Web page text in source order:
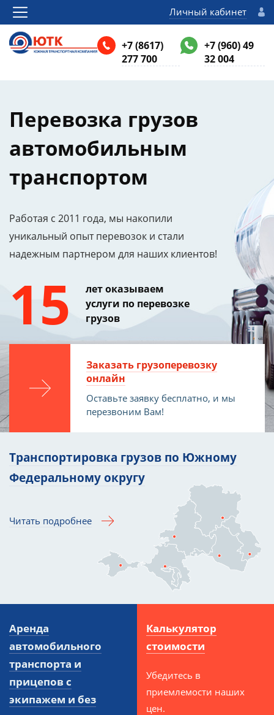
Личный кабинет
+7 (8617)
277 700
+7 (960) 49
32 004
Перевозка грузов
автомобильным
транспортом
Работая с 2011 года, мы накопили
уникальный опыт перевозок и стали
надежным партнером для наших клиентов!
15
лет оказываем
услуги по перевозке
грузов
Заказать грузоперевозку
онлайн
Оставьте заявку бесплатно, и мы
перезвоним Вам!
Транспортировка грузов по Южному
Федеральномуокругу
Читать подробнее
Аренда
автомобильного
транспорта и
прицепов с
экипажем и без
Калькулятор
стоимости
Убедитесь в
приемлемости наших
цен.